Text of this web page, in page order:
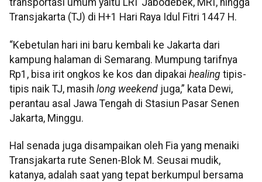
transportasi umum yaitu LRT Jabodebek, MRT, hingga
Transjakarta (TJ) di H+1 Hari Raya Idul Fitri 1447 H.
“Kebetulan hari ini baru kembali ke Jakarta dari
kampung halaman di Semarang. Mumpung tarifnya
Rp1, bisa irit ongkos ke kos dan dipakai healing tipis-
tipis naik TJ, masih long weekend juga,” kata Dewi,
perantau asal Jawa Tengah di Stasiun Pasar Senen
Jakarta, Minggu.
Hal senada juga disampaikan oleh Fia yang menaiki
Transjakarta rute Senen-Blok M. Seusai mudik,
katanya, adalah saat yang tepat berkumpul bersama